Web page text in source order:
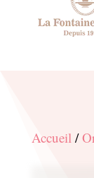
Accueil/